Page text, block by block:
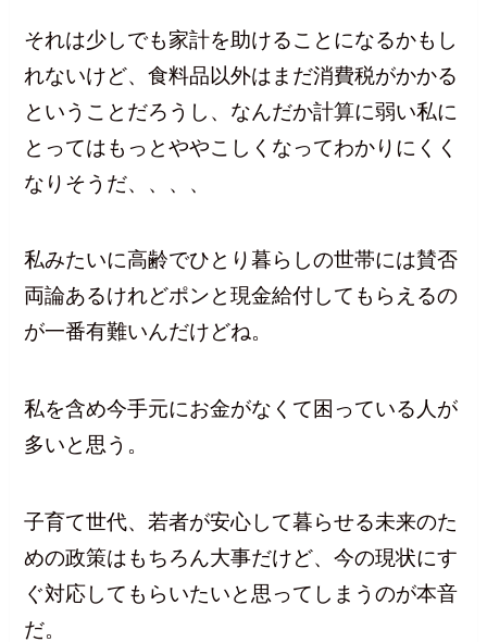
それは少しでも家計を助けることになるかもし
れないけど、食料品以外はまだ消費税がかかる
ということだろうし、なんだか計算に弱い私に
とってはもっとややこしくなってわかりにくく
なりそうだ、、、、
私みたいに高齢でひとり暮らしの世帯には賛否
両論あるけれどポンと現金給付してもらえるの
が一番有難いんだけどね。
私を含め今手元にお金がなくて困っている人が
多いと思う。
子育て世代、若者が安心して暮らせる未来のた
めの政策はもちろん大事だけど、今の現状にす
ぐ対応してもらいたいと思ってしまうのが本音
だ。